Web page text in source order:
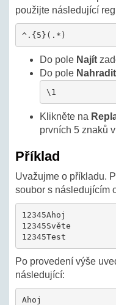
použijte následující
^.{5}(.*)
Do pole Najít
Do pole
\1
Klikněte na
prvních 5 znaků
Příklad
Uvažujme o příkladu.
soubor s následujícím
12345Ahoj
12345Světe
12345Test
Po provedení výše
následující:
Ahoj